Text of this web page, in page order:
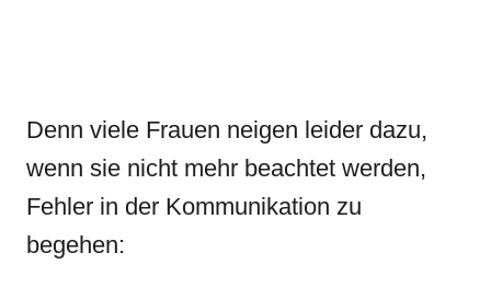
Denn viele Frauen neigen leider dazu,
wenn sie nicht mehr beachtet werden,
Fehler in der Kommunikation zu
begehen: